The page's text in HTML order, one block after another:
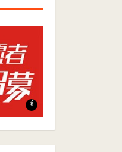
志愿者招募